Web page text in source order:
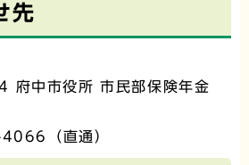
先
府中市役所 市民部保険年金
（直通）